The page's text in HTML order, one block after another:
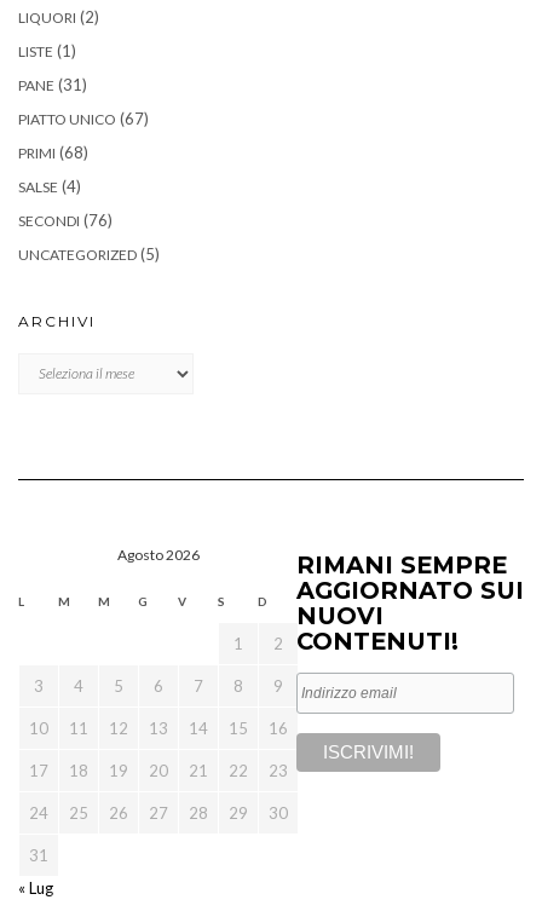
LIQUORI (2)
LISTE (1)
PANE (31)
PIATTO UNICO (67)
PRIMI (68)
SALSE (4)
SECONDI (76)
UNCATEGORIZED (5)
ARCHIVI
Agosto 2026
L M M G V S D
1 2
3 4 5 6 7 8 9
10 11 12 13 14 15 16
17 18 19 20 21 22 23
24 25 26 27 28 29 30
31
« Lug
RIMANI SEMPRE
AGGIORNATO SUI
NUOVI
CONTENUTI!